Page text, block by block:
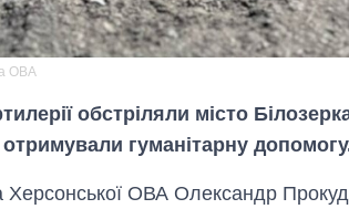
ОВА
обстріляли місто
гуманітарну
ОВА Олександр